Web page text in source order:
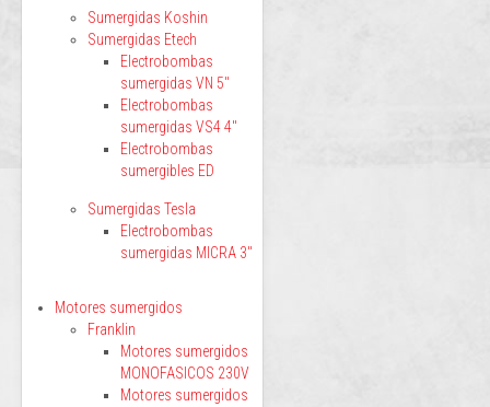
Sumergidas Koshin
Sumergidas Etech
Electrobombas
sumergidas VN 5"
Electrobombas
sumergidas VS4 4"
Electrobombas
sumergibles ED
Sumergidas Tesla
Electrobombas
sumergidas MICRA 3"
Motores sumergidos
Franklin
Motores sumergidos
MONOFASICOS 230V
Motores sumergidos